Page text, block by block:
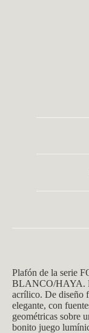
Plafón de la serie
BLANCO/HAYA.
acrílico. De diseño
elegante, con
geométricas sobre
bonito juego